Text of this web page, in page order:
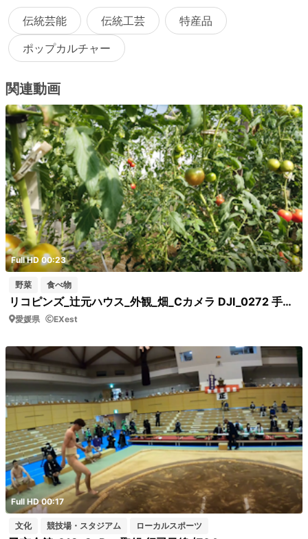
伝統芸能 伝統工芸
特産品
ポップカルチャー
関連動画
Full HD 00:23
野菜 食べ物
リコピンズ_辻元ハウス_外観_畑_Cカメラ DJI_0272 手持ちカメラでのビニールハウス
愛媛県 EXest
Full HD 00:17
文化 競技場・スタジアム ローカルスポーツ